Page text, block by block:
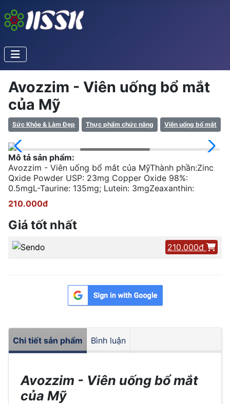
Avozzim - Viên uống bổ mắt
của Mỹ
Sức Khỏe & Làm Đẹp Thực phẩm chức năng Viên uống bổ mắt
Mô tả sản phẩm:
Avozzim - Viên uống bổ mắt của MỹThành phần:Zinc
Qxide Powder USP: 23mg Copper Oxide 98%:
0.5mgL-Taurine: 135mg; Lutein: 3mgZeaxanthin:
210.000đ
Giá tốt nhất
210.000đ
Chi tiết sản phẩm Bình luận
Avozzim - Viên uống bổ mắt
của Mỹ